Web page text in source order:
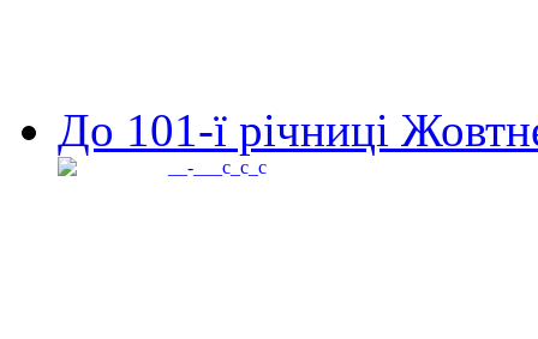
До 101-ї річниці